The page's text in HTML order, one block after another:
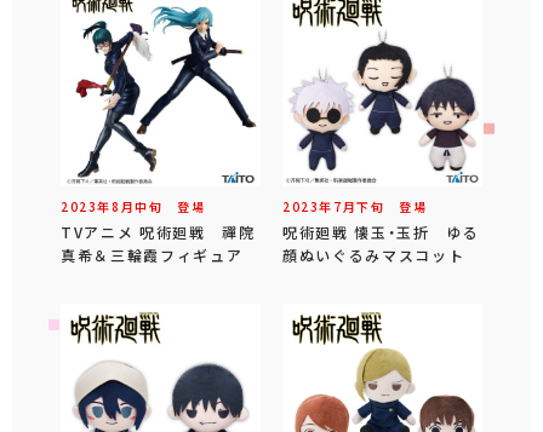
2023年8 月中旬 登場
TVアニメ 呪術廻戦 禪院
真希＆三輪霞フィギュア
2023年 7 月下旬 登場
呪術廻戦 懐玉・玉折 ゆる
顔ぬいぐるみマスコット